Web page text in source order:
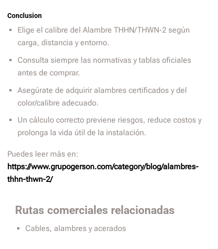
Conclusion
Elige el calibre del Alambre THHN/THWN-2 según
carga, distancia y entorno.
Consulta siempre las normativas y tablas oficiales
antes de comprar.
Asegúrate de adquirir alambres certificados y del
color/calibre adecuado.
Un cálculo correcto previene riesgos, reduce costos y
prolonga la vida útil de la instalación.
Puedes leer más en:
https://www.grupogerson.com/category/blog/alambres-
thhn-thwn-2/
Rutas comerciales relacionadas
Cables, alambres y acerados